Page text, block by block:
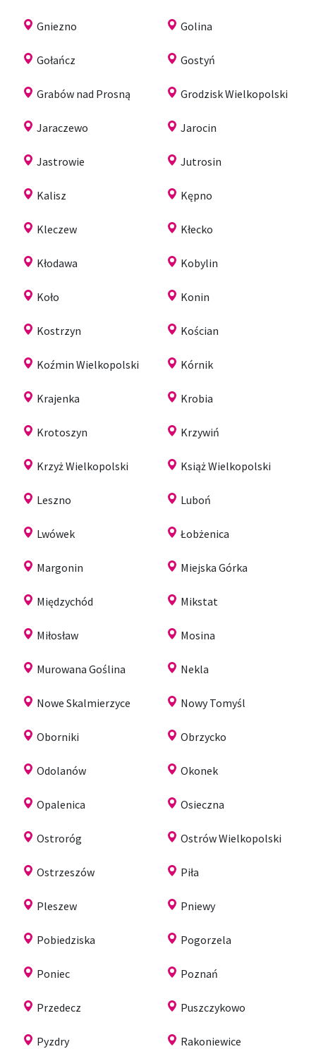
Gniezno Golina
Gołańcz Gostyń
Grabów nad Prosną Grodzisk Wielkopolski
Jaraczewo Jarocin
Jastrowie Jutrosin
Kalisz Kępno
Kleczew Kłecko
Kłodawa Kobylin
Koło Konin
Kostrzyn Kościan
Koźmin Wielkopolski Kórnik
Krajenka Krobia
Krotoszyn Krzywiń
Krzyż Wielkopolski Książ Wielkopolski
Leszno Luboń
Lwówek Łobżenica
Margonin Miejska Górka
Międzychód Mikstat
Miłosław Mosina
Murowana Goślina Nekla
Nowe Skalmierzyce Nowy Tomyśl
Oborniki Obrzycko
Odolanów Okonek
Opalenica Osieczna
Ostroróg Ostrów Wielkopolski
Ostrzeszów Piła
Pleszew Pniewy
Pobiedziska Pogorzela
Poniec Poznań
Przedecz Puszczykowo
Pyzdry Rakoniewice